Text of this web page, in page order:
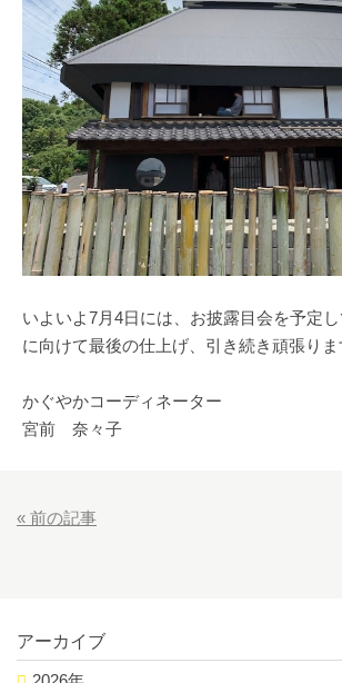
いよいよ7月4日には、お披露目会を予定
に向けて最後の仕上げ、引き続き頑張り
かぐやかコーディネーター
宮前 奈々子
« 前の記事
アーカイブ